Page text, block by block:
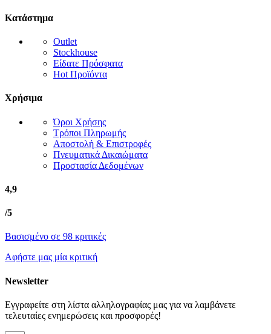
Κατάστημα
Outlet
Stockhouse
Είδατε Πρόσφατα
Hot Προϊόντα
Χρήσιμα
Όροι Χρήσης
Τρόποι Πληρωμής
Αποστολή & Επιστροφές
Πνευματικά Δικαιώματα
Προστασία Δεδομένων
4,9
/5
Βασισμένο σε 98 κριτικές
Αφήστε μας μία κριτική
Newsletter
Εγγραφείτε στη λίστα αλληλογραφίας μας για να λαμβάνετε
τελευταίες ενημερώσεις και προσφορές!